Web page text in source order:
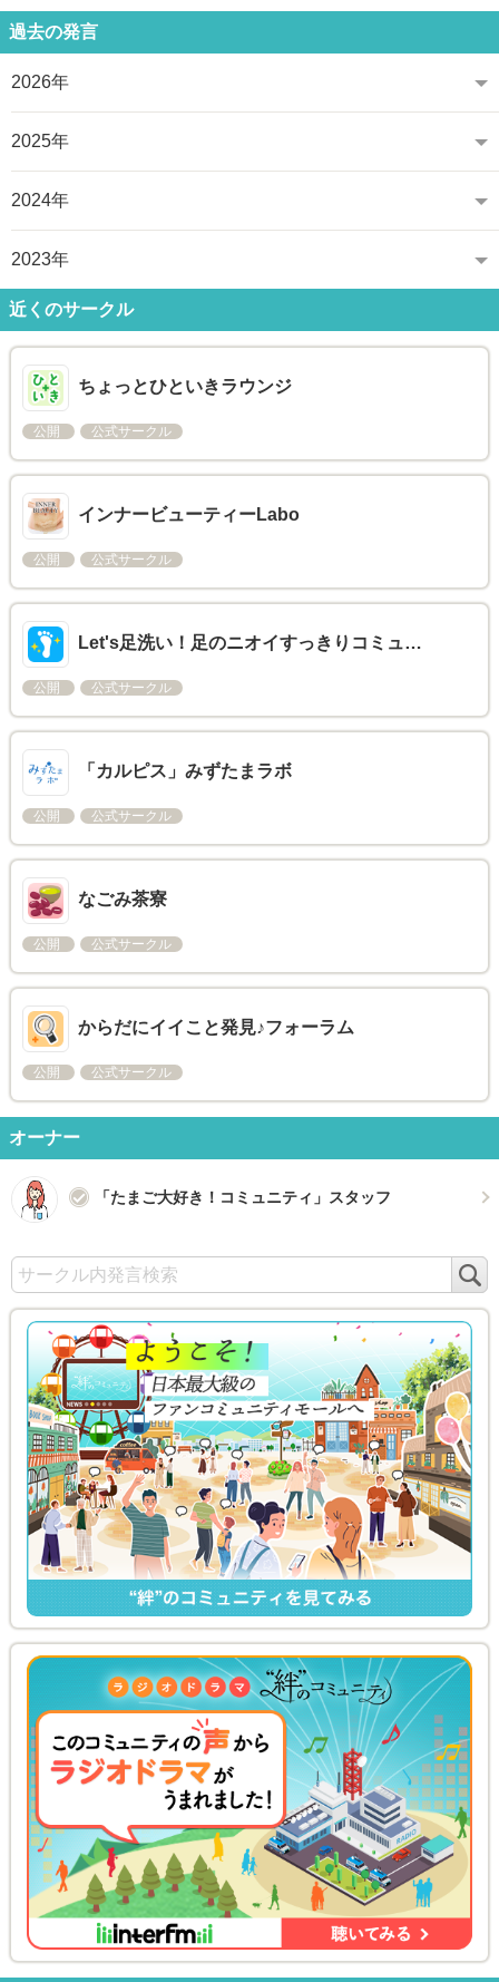
過去の発言
2026年
2025年
2024年
2023年
近くのサークル
ちょっとひといきラウンジ
公開 公式サークル
インナービューティーLabo
公開 公式サークル
Let's足洗い！足のニオイすっきりコミュ…
公開 公式サークル
「カルピス」みずたまラボ
公開 公式サークル
なごみ茶寮
公開 公式サークル
からだにイイこと発見♪フォーラム
公開 公式サークル
オーナー
「たまご大好き！コミュニティ」スタッフ